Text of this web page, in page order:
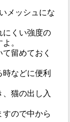
メッシュにな
にくい強度の
。
留めておく
などに便利
猫の出し入
すので中から